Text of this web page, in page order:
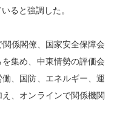
ると強調した。
係閣僚、国家安全保障会
集め、中東情勢の評価会
、国防、エネルギー、運
、オンラインで関係機関